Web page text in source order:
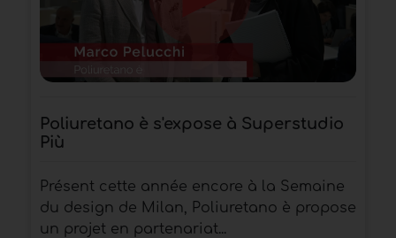
Poliuretano è s'expose à Superstudio
Più
Présent cette année encore à la Semaine
du design de Milan, Poliuretano è propose
un projet en partenariat...